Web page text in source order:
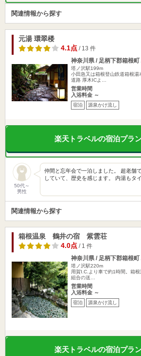
関連情報から探す
元湯 環翠楼
4.1点/ 13 件
神奈川県 / 足柄下郡箱根町
塔ノ沢駅199m
小田急又は箱根登山鉄道箱根湯
道路 厚木ICよ…
営業時間
入浴料金 ～
宿泊 源泉かけ流し
楽天トラベルの宿泊プラ
50代～
男性
仲間と忘年会で一泊しました。 超老舗
していて、歴史を感じます。 内湯もタ
関連情報から探す
箱根温泉 鶴井の宿 紫雲荘
4.0点/ 1 件
神奈川県 / 足柄下郡箱根町
塔ノ沢駅220m
用賀I.C.より車で約1時間。箱
組合の送…
営業時間
入浴料金 ～
宿泊 源泉かけ流し
楽天トラベルの宿泊プラ